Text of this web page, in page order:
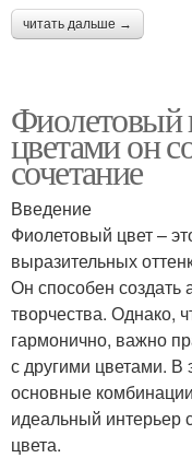
читать дальше →
Фиолетовый
цветами он
сочетание
Введение
Фиолетовый цвет –
выразительных
Он способен создать
творчества. Однако,
гармонично, важно
с другими цветами. В
основные
идеальный интерьер
цвета.